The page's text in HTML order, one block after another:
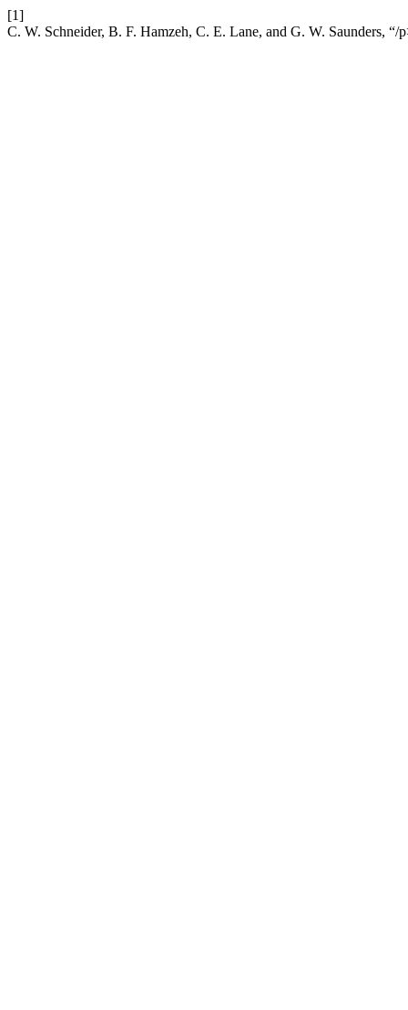
[1]
C. W. Schneider, B. F. Hamzeh, C. E. Lane, and G. W. Saunders, “/